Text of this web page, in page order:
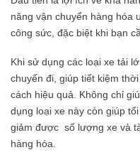
năng vận chuyển hàng hóa
công sức, đặc biệt khi bạn
Khi sử dụng các loại xe tải
chuyến đi, giúp tiết kiệm
cách hiệu quả. Không chỉ
dụng loại xe này còn giúp
giảm được số lượng xe và
hàng hóa.